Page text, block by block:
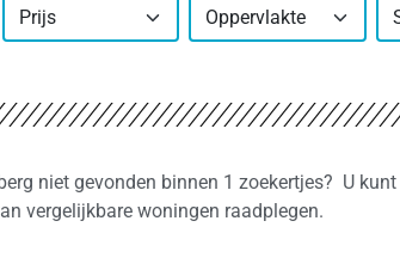
Prijs Oppervlakte
niet gevonden binnen 1 zoekertjes? U
vergelijkbare woningen raadplegen.